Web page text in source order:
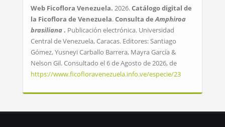
Web Ficoflora Venezuela. 2026.Catálogo digital de
la Ficoflora de Venezuela.Consulta deAmphiroa
brasiliana . Publicación electrónica. Universidad
Central de Venezuela, Caracas. Editores: Santiago
Gómez, Yusneyi Carballo Barrera, Mayra García &
Nelson Gil. Consultado el 6 de Agosto de 2026, de
https://www.ficofloravenezuela.info.ve/especie/23